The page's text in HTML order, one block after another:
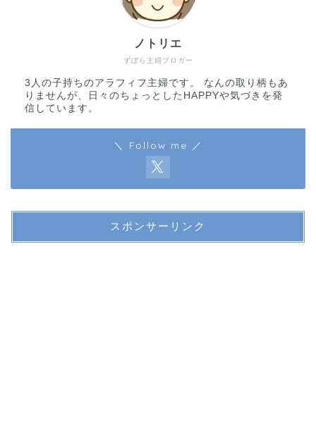
ずぼら主婦ブロガー
ノトリエ
3人の子持ちのアラフィフ主婦です。 なんの取り柄もあ
りませんが、日々のちょっとしたHAPPYや気づきを発
信しています。
＼ Follow me ／
スポンサーリンク